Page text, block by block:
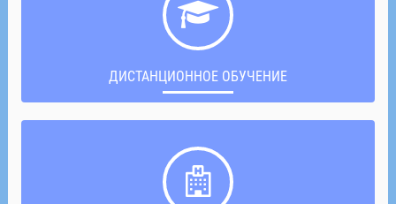
ДИСТАНЦИОННОЕ ОБУЧЕНИЕ